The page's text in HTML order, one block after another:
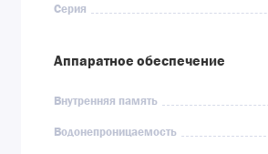
Серия
Аппаратное обеспечение
Внутренняя память
Водонепроницаемость